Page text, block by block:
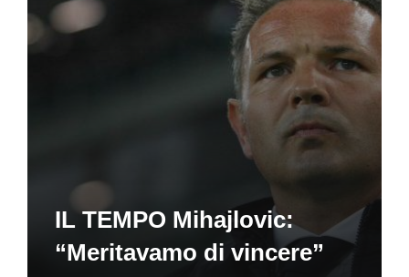
IL TEMPO Mihajlovic:
“Meritavamo di vincere”